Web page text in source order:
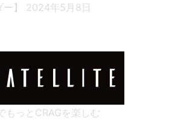
】
2024年5月8日
もっとCRAGを楽しむ